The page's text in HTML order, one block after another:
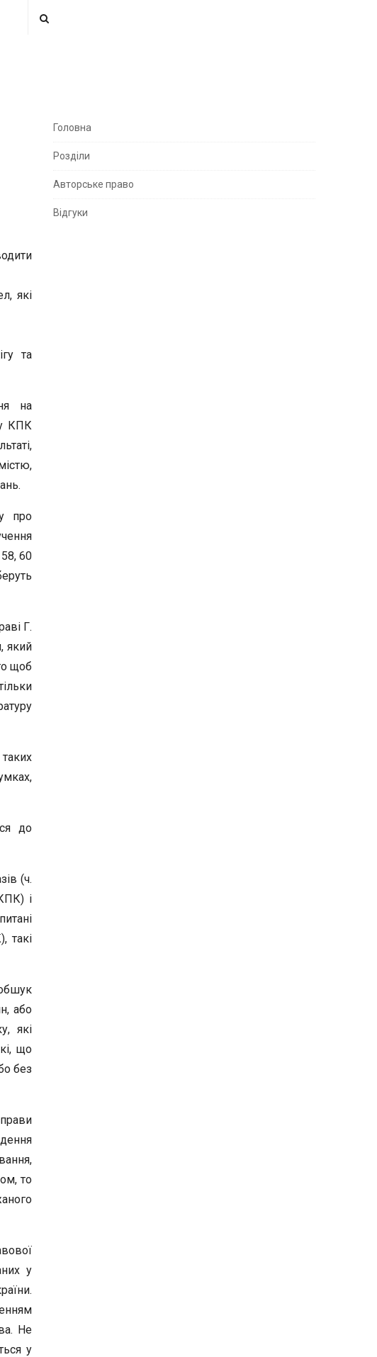
які
та
на
у КПК
про
60
Г.
який
щоб
до
(ч.
і
такі
або
які
що
без
то
у
Не
у
S
e
S
Головна
Розділи
Авторське право
Відгуки